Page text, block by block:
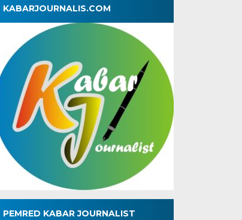
KABARJOURNALIS.COM
PEMRED KABAR JOURNALIST